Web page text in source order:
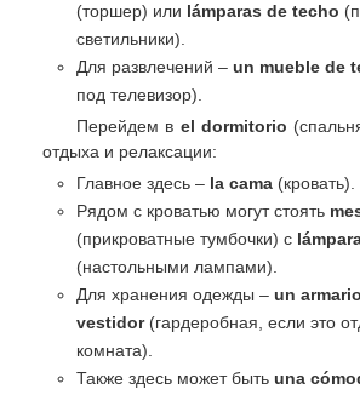
(торшер) или lámparas de techo
светильники).
Для развлечений – un mueble de
под телевизор).
Перейдем в el dormitorio
отдыха и релаксации:
Главное здесь – la cama (кровать).
Рядом с кроватью могут стоять
(прикроватные тумбочки) с
(настольными лампами).
Для хранения одежды – un armario
vestidor(гардеробная, если это
комната).
Также здесь может быть una